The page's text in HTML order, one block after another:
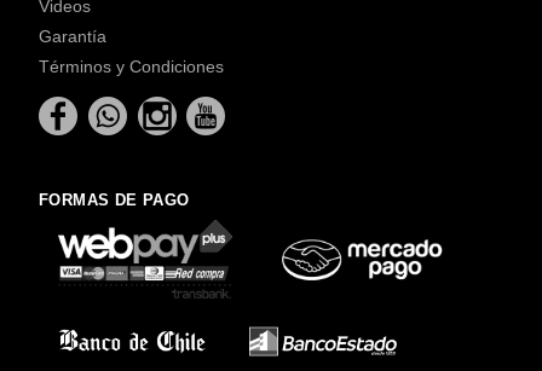
Videos
Garantía
Términos y Condiciones
FORMAS DE PAGO